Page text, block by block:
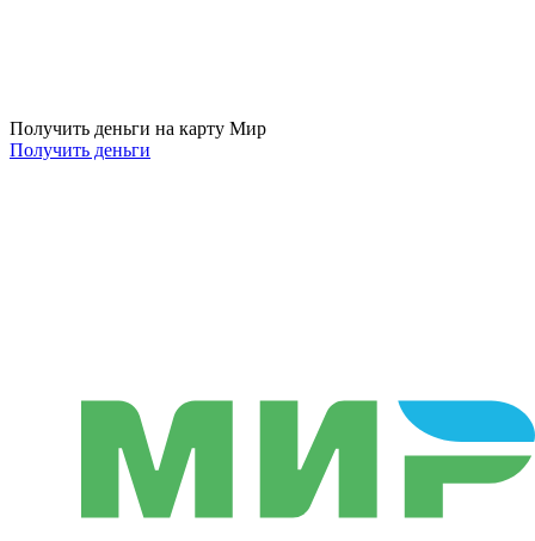
Получить деньги на карту Мир
Получить деньги